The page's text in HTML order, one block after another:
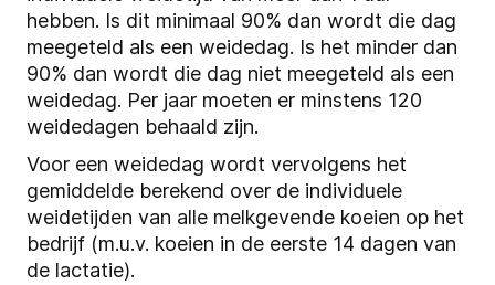
hebben. Is dit minimaal 90% dan wordt die dag
meegeteld als een weidedag. Is het minder dan
90% dan wordt die dag niet meegeteld als een
weidedag. Per jaar moeten er minstens 120
weidedagen behaald zijn.
Voor een weidedag wordt vervolgens het
gemiddelde berekend over de individuele
weidetijden van alle melkgevende koeien op het
bedrijf (m.u.v. koeien in de eerste 14 dagen van
de lactatie).